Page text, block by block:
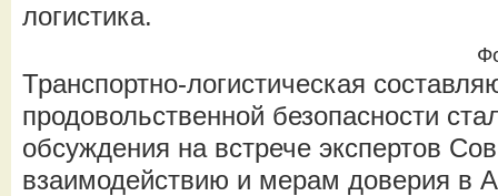
логистика.
Транспортно-логистическая
продовольственной безопасности
обсуждения на встрече экспертов
взаимодействию и мерам доверия в